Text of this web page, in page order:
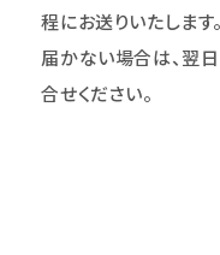
程にお送りいたします。
届かない場合は、翌日
合せください。